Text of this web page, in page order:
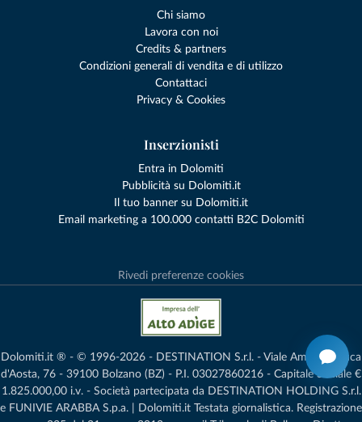
Chi siamo
Lavora con noi
Credits & partners
Condizioni generali di vendita e di utilizzo
Contattaci
Privacy & Cookies
Inserzionisti
Entra in Dolomiti
Pubblicità su Dolomiti.it
Il tuo banner su Dolomiti.it
Email marketing a 100.000 contatti B2C Dolomiti
Rivedi preferenze cookies
Dolomiti.it ® - © 1996-2026 - DESTINATION S.r.l. - Viale Amedeo Duca
d'Aosta, 76 - 39100 Bolzano (BZ) - P.I. 03027860216 - Capitale Sociale €
1.825.000,00 i.v. - Società partecipata da DESTINATION HOLDING S.r.l.
e FUNIVIE ARABBA S.p.a. | Dolomiti.it Testata giornalistica. Registrazione